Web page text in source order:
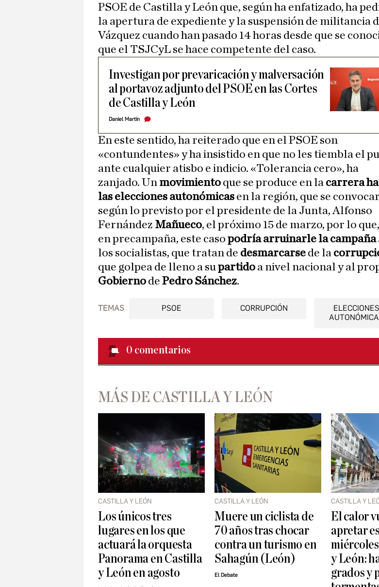
PSOE de Castilla y León que, según ha enfatizado, ha
la apertura de expediente y la suspensión de militancia
Vázquez cuando han pasado 14 horas desde que se
que el TSJCyL se hace competente del caso.
Investigan por prevaricación y malversación
al portavoz adjunto del PSOE en las Cortes
de Castilla y León
Daniel Martín
En este sentido, ha reiterado que en el PSOE son
«contundentes» y ha insistido en que no les tiembla el
ante cualquier atisbo e indicio. «Tolerancia cero», ha
zanjado. Un movimiento que se produce en la carrera
las elecciones autonómicas en la región, que se
según lo previsto por el presidente de la Junta, Alfonso
Fernández Mañueco, el próximo 15 de marzo, por lo
en precampaña, este caso podría arruinarle la campaña
los socialistas, que tratan de desmarcarse de la
que golpea de lleno a supartido a nivel nacional y al
Gobierno de Pedro Sánchez.
TEMAS PSOE CORRUPCIÓN
ELECCIONES
0 comentarios
MÁS DE CASTILLA Y LEÓN
CASTILLA Y LEÓN
Los únicos tres
lugares en los que
actuará la orquesta
Panorama en Castilla
y León en agosto
CASTILLA Y LEÓN
Muere un ciclista de
70 años tras chocar
contra un turismo en
Sahagún (León)
El Debate
CASTILLA Y
El calor
apretar
y León:
grados y